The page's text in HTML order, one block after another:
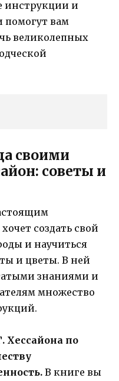
инструкции и
помогут вам
великолепных
своими
советы и
создать свой
и научиться
и цветы. В ней
знаниями и
множество
Хессайона по
В книге вы